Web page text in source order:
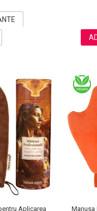
Aplicarea
Manusa